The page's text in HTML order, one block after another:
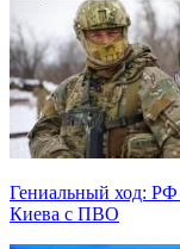
Гениальный ход: РФ
Киева с ПВО